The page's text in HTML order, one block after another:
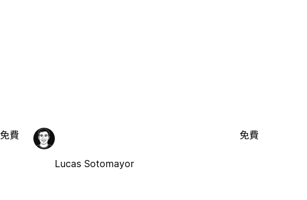
免費
Lucas Sotomayor
免費